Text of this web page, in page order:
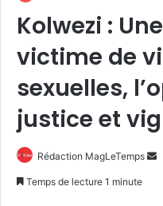
Kolwezi :
victime de
sexuelles,
justice et
Rédaction MagLeTemps
Temps de lecture 1 minute